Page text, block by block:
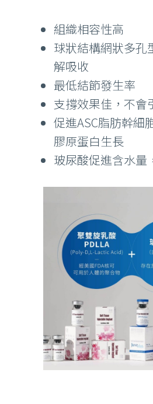
組織相容性高
球狀結構網狀多孔
解吸收
最低結節發生率
支撐效果佳，不會
促進ASC脂肪幹細
膠原蛋白生長
玻尿酸促進含水量